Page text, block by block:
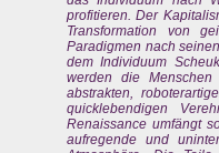
profitieren. Der
Transformation von
Paradigmen nach
dem Individuum
werden die Menschen
abstrakten,
quicklebendigen
Renaissance umfängt
aufregende und